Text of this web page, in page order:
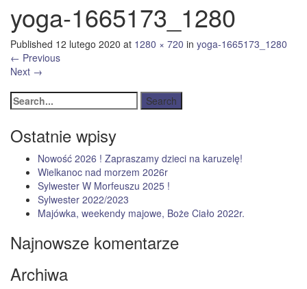
yoga-1665173_1280
Published 12 lutego 2020 at 1280 × 720 in yoga-1665173_1280
← Previous
Next →
Ostatnie wpisy
Nowość 2026 ! Zapraszamy dzieci na karuzelę!
Wielkanoc nad morzem 2026r
Sylwester W Morfeuszu 2025 !
Sylwester 2022/2023
Majówka, weekendy majowe, Boże Ciało 2022r.
Najnowsze komentarze
Archiwa